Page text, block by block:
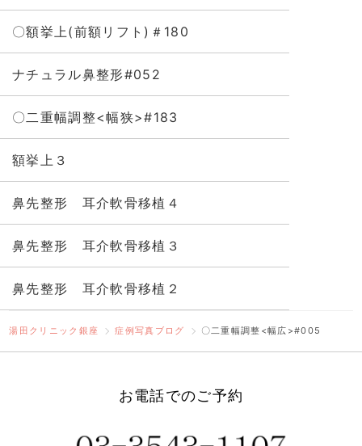
〇額挙上(前額リフト)＃180
ナチュラル鼻整形#052
〇二重幅調整<幅狭>#183
額挙上３
鼻先整形 耳介軟骨移植４
鼻先整形 耳介軟骨移植３
鼻先整形 耳介軟骨移植２
湯田クリニック銀座 症例写真ブログ 〇二重幅調整<幅広>#005
お電話でのご予約